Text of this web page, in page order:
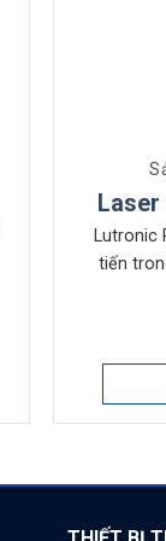
Laser
Lutronic
tiến